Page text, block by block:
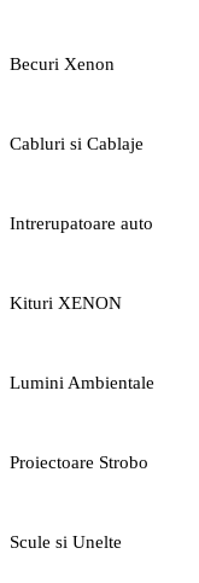
Becuri Xenon
Cabluri si Cablaje
Intrerupatoare auto
Kituri XENON
Lumini Ambientale
Proiectoare Strobo
Scule si Unelte